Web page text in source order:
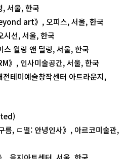
서울, 한국
art》, 오피스, 서울, 한국
선, 서울, 한국
윌링 앤 딜링, 서울, 한국
》, 인사미술공간, 서울, 한국
테미예술창작센터 아트라운지,
름, ㄷ떨: 안녕인사》, 아르코미술관,